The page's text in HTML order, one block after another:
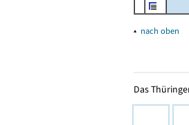
▴ nach oben
Das